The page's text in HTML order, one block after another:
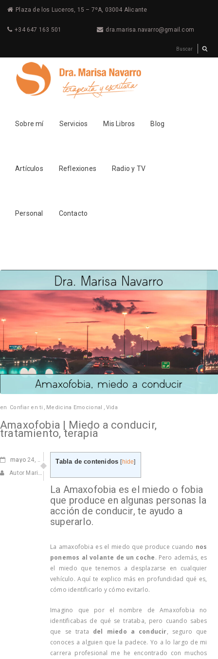
Plaza de los Luceros, 15 – 7ºA, 03004 Alicante
+34 647 163 501 dra.marisa.navarro@gmail.com
Sobre mí Servicios Mis Libros Blog
Artículos Reflexiones Radio y TV
Personal Contacto
en Confiar en ti , Medicina Emocional , Vida
Amaxofobia | Miedo a conducir,
tratamiento, terapia
mayo 24, 2022
Autor Marisa Navarro
Tabla de contenidos [hide]
La Amaxofobia es el miedo o fobia
que produce en algunas personas la
acción de conducir, te ayudo a
superarlo.
La amaxofobia es el miedo que produce cuando nos
ponemos al volante de un coche. Pero además, es
el miedo que tenemos a desplazarse en cualquier
vehículo. Aquí te explico más en profundidad qué es,
cómo identificarlo y cómo evitarlo.
Imagino que por el nombre de Amaxofobia no
identificabas de qué se trataba, pero cuando sabes
que se trata del miedo a conducir, seguro que
conoces a alguien que la padece. Yo a lo largo de mi
carrera profesional me he encontrado con muchos